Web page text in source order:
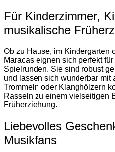
Für Kinderzimmer,
musikalische
Ob zu Hause, im Kindergarten
Maracas eignen sich perfekt
Spielrunden. Sie sind robust
und lassen sich wunderbar mit
Trommeln oder Klanghölzern
Rasseln zu einem vielseitigen
Früherziehung.
Liebevolles
Musikfans